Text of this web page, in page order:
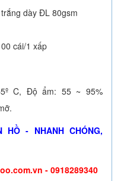
dày ĐL 80gsm
cái/1 xấp
C, Độ ẩm: 55 ~ 95%
HỒ - NHANH CHÓNG,
- 0918289340